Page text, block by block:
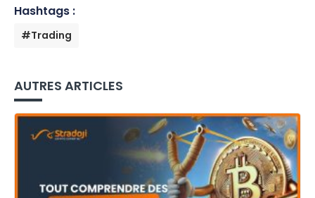
Hashtags :
#Trading
AUTRES ARTICLES